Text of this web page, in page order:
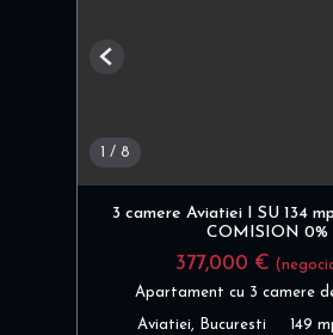
1 / 8
Previous
3 camere Aviatiei I SU 134
COMISION 0%
377,000 €
Apartament cu 3 camere
Aviatiei, Bucuresti 149